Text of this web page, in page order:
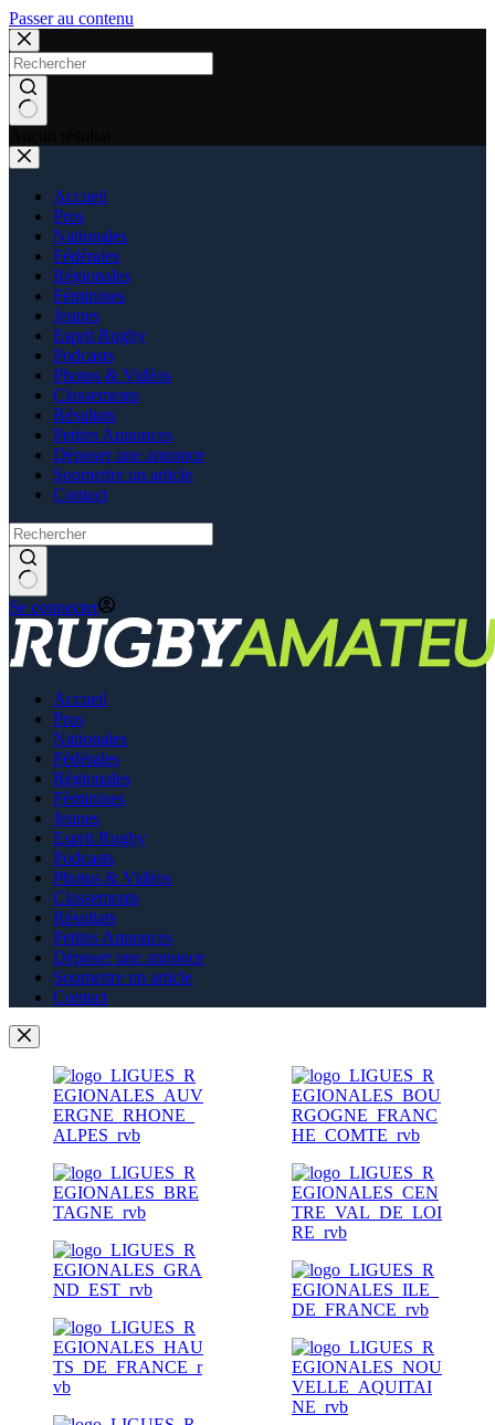
Passer au contenu
Accueil
Pros
Nationales
Fédérales
Régionales
Féminines
Jeunes
Esprit Rugby
Podcasts
Photos & Vidéos
Classements
Résultats
Petites Annonces
Déposer une annonce
Soumettre un article
Contact
Se connecter
Accueil
Pros
Nationales
Fédérales
Régionales
Féminines
Jeunes
Esprit Rugby
Podcasts
Photos & Vidéos
Classements
Résultats
Petites Annonces
Déposer une annonce
Soumettre un article
Contact